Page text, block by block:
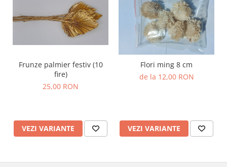
Frunze palmier festiv (10
fire)
25,00 RON
VEZI VARIANTE
Flori ming 8 cm
de la 12,00 RON
VEZI VARIANTE